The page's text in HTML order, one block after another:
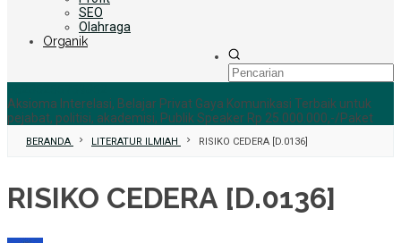
SEO
Olahraga
Organik
Aksioma Interelasi, Belajar Privat Gaya Komunikasi Terbaik untuk
pejabat, politisi, akademisi, Publik Speaker Rp 25.000.000,-/Paket
BERANDA LITERATUR ILMIAH RISIKO CEDERA [D.0136]
RISIKO CEDERA [D.0136]